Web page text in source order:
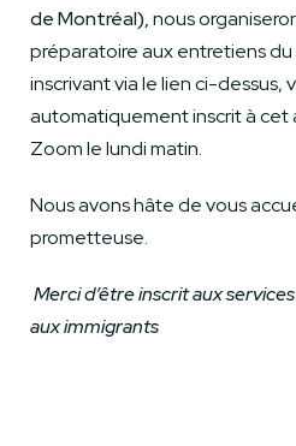
de Montréal),nous
préparatoire aux entretiens
inscrivant via le lien ci-dessus,
automatiquement inscrit à cet
Zoom le lundi matin.
Nous avons hâte de vous
prometteuse.
Merci d’être inscrit aux
aux immigrants